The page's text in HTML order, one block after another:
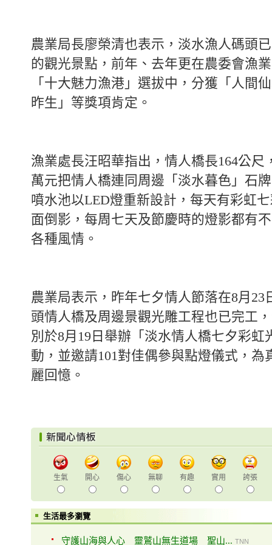
農業局長廖榮清也表示，淡水漁人碼頭
的觀光景點，前年、去年更在農委會漁
「十大魅力漁港」選拔中，分獲「人間
昨生」等獎項肯定。
漁業處長汪昭華指出，情人橋長164公尺
萬元把情人橋連同周邊「淡水暮色」石
噴水池以LED燈重新設計，每天有彩虹
面倒影，每周七天及節慶時的燈影都有
各種風情。
農業局表示，昨年七夕情人節落在8月23
頭情人橋及周邊景觀光雕工程也已完工
別於8月19日舉辦「淡水情人橋七夕彩虹
動，並邀請101對佳偶參與點燈儀式，為
麗回憶。
生氣 開心 傷心 無聊 有趣 實用 誇張
生活最多瀏覽
守護山海與人心 靈鷲山無生道場 聖山... TNN